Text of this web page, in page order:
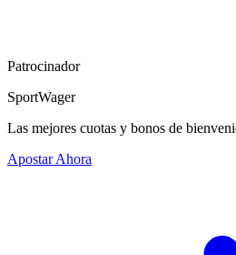
Patrocinador
SportWager
Las mejores cuotas y bonos de
Apostar Ahora